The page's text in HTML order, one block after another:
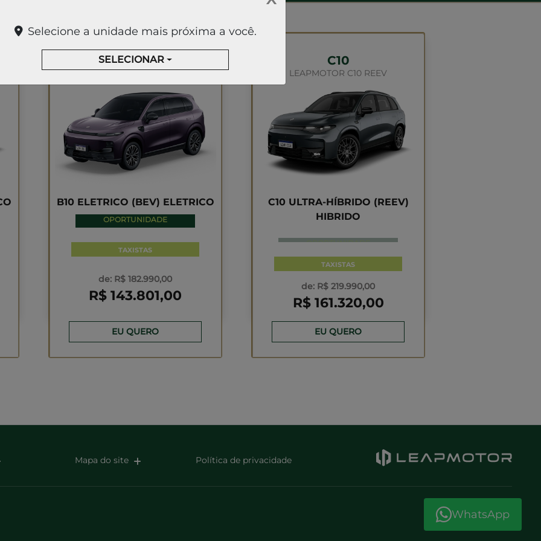
B10
LEAPMOTOR B10
B10 ELETRICO (BEV) ELETRICO
OPORTUNIDADE
TAXISTAS
de: R$ 182.990,00
R$ 143.801,00
EU QUERO
C10
LEAPMOTOR C10 REEV
C10 ULTRA-HÍBRIDO (REEV)
HIBRIDO
TAXISTAS
de: R$ 219.990,00
R$ 161.320,00
EU QUERO
Mapa do site Política de privacidade
WhatsApp
Selecione a unidade mais próxima a você.
SELECIONAR